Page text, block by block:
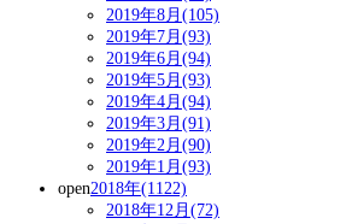
2019年8月(105)
2019年7月(93)
2019年6月(94)
2019年5月(93)
2019年4月(94)
2019年3月(91)
2019年2月(90)
2019年1月(93)
open2018年(1122)
2018年12月(72)